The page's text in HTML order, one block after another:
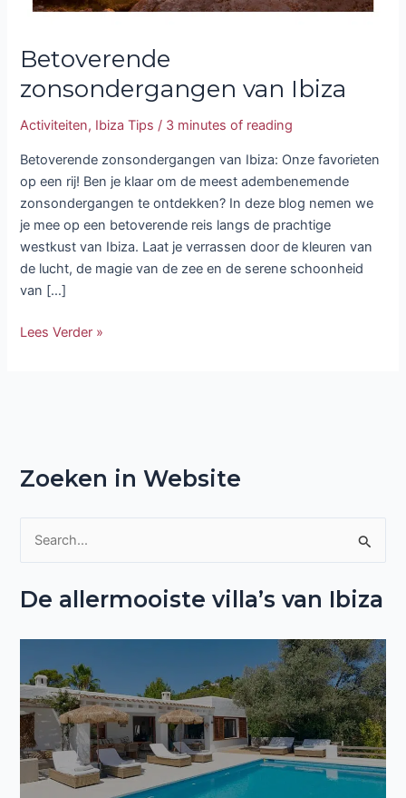
Betoverende
zonsondergangen van Ibiza
Activiteiten, Ibiza Tips / 3 minutes of reading
Betoverende zonsondergangen van Ibiza: Onze favorieten
op een rij! Ben je klaar om de meest adembenemende
zonsondergangen te ontdekken? In deze blog nemen we
je mee op een betoverende reis langs de prachtige
westkust van Ibiza. Laat je verrassen door de kleuren van
de lucht, de magie van de zee en de serene schoonheid
van […]
Lees Verder »
Zoeken in Website
e
a
r
:
De allermooiste villa’s van Ibiza